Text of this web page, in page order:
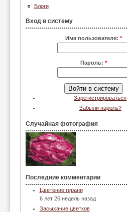
Блоги
Вход в систему
Имя пользователя: *
Пароль: *
Зарегистрироваться
Забыли пароль?
Случайная фотография
Последние комментарии
Цветение герани
6 лет 26 недель назад
Засыхание цветков